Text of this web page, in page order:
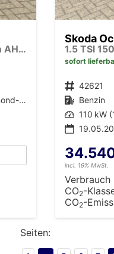
1.5 TSI 150PS m-HEV DSG Selection AHK Klimaautomatik ACC PDC v+h Rückf.Kamera Sitzheizung TWA Apple CarPlay Android Auto 16"LM
Smokey Diamond-Silber Metallic
Skoda
sofort
Fahrzeugnr. 42621
Kraftstoff Benzin
Leistung 110 kW
incl. 19% MwSt.
CO2-
CO2-
Seiten: